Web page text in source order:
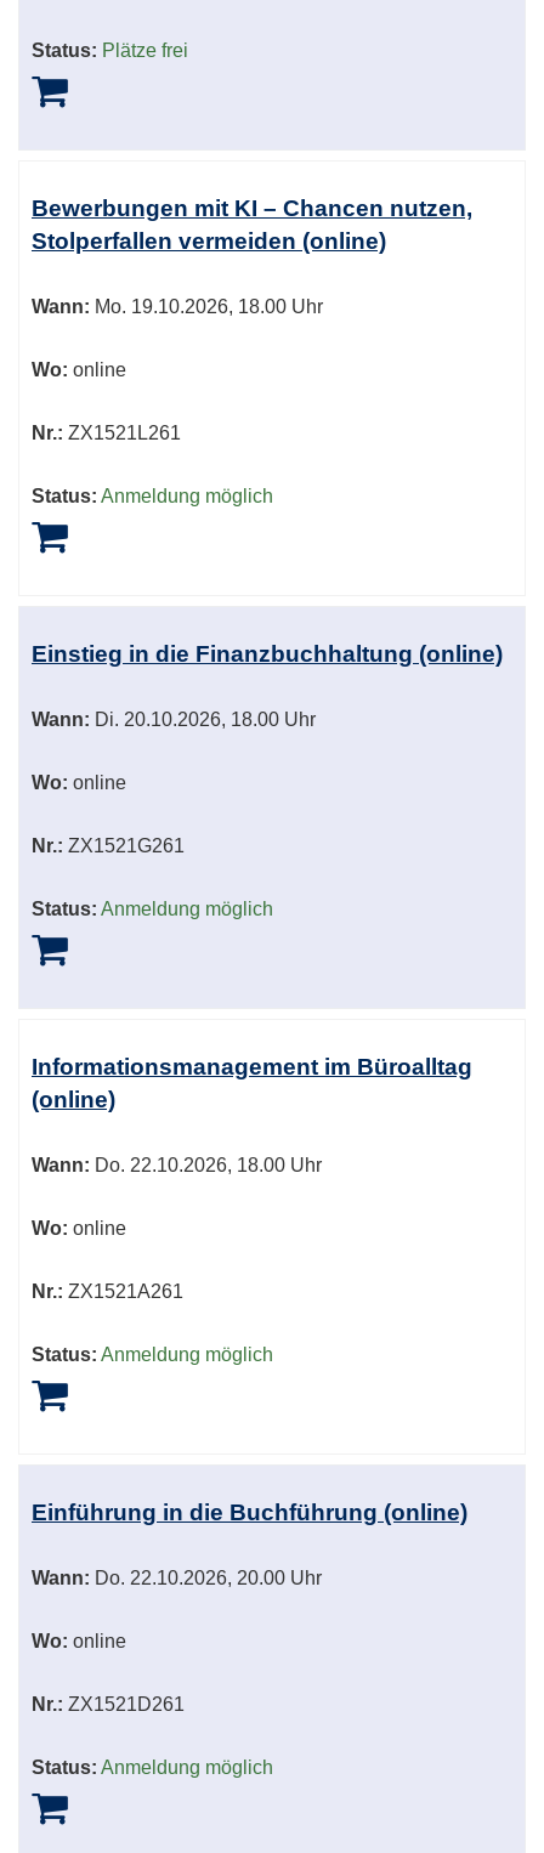
Status: Plätze frei
Bewerbungen mit KI – Chancen nutzen,
Stolperfallen vermeiden (online)
Wann: Mo. 19.10.2026, 18.00 Uhr
Wo: online
Nr.: ZX1521L261
Status: Anmeldung möglich
Einstieg in die Finanzbuchhaltung (online)
Wann: Di. 20.10.2026, 18.00 Uhr
Wo: online
Nr.: ZX1521G261
Status: Anmeldung möglich
Informationsmanagement im Büroalltag
(online)
Wann: Do. 22.10.2026, 18.00 Uhr
Wo: online
Nr.: ZX1521A261
Status: Anmeldung möglich
Einführung in die Buchführung (online)
Wann: Do. 22.10.2026, 20.00 Uhr
Wo: online
Nr.: ZX1521D261
Status: Anmeldung möglich